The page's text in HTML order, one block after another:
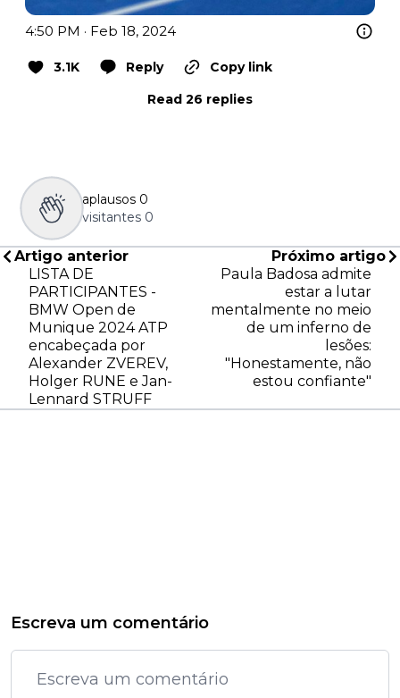
4:50 PM · Feb 18, 2024
3.1K Reply
Copy link
Read 26 replies
aplausos 0
visitantes 0
Artigo anterior
LISTA DE
PARTICIPANTES -
BMW Open de
Munique 2024 ATP
encabeçada por
Alexander ZVEREV,
Holger RUNE e Jan-
Lennard STRUFF
Próximo artigo
Paula Badosa admite
estar a lutar
mentalmente no meio
de um inferno de
lesões:
"Honestamente, não
estou confiante"
Escreva um comentário